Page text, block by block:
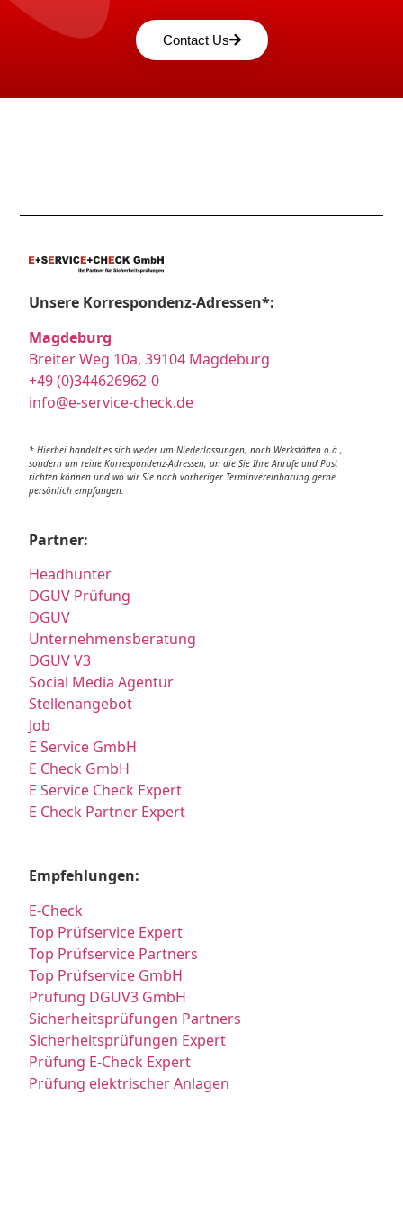
Contact Us
Unsere Korrespondenz-Adressen*:
Magdeburg
Breiter Weg 10a, 39104 Magdeburg
+49 (0)344626962-0
info@e-service-check.de
* Hierbei handelt es sich weder um Niederlassungen, noch Werkstätten o.ä.,
sondern um reine Korrespondenz-Adressen, an die Sie Ihre Anrufe und Post
richten können und wo wir Sie nach vorheriger Terminvereinbarung gerne
persönlich empfangen.
Partner:
Headhunter
DGUV Prüfung
DGUV
Unternehmensberatung
DGUV V3
Social Media Agentur
Stellenangebot
Job
E Service GmbH
E Check GmbH
E Service Check Expert
E Check Partner Expert
Empfehlungen:
E-Check
Top Prüfservice Expert
Top Prüfservice Partners
Top Prüfservice GmbH
Prüfung DGUV3 GmbH
Sicherheitsprüfungen Partners
Sicherheitsprüfungen Expert
Prüfung E-Check Expert
Prüfung elektrischer Anlagen